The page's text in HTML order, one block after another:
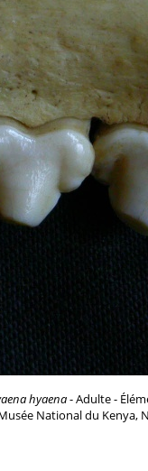
hyaena- Adulte -
National du Kenya,